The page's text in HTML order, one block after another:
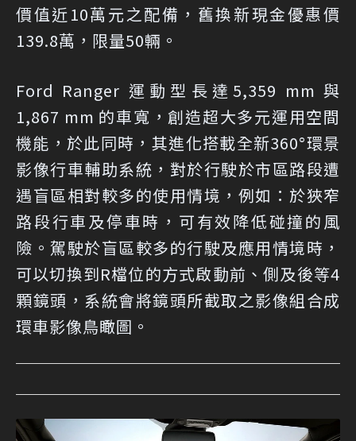
價值近10萬元之配備，舊換新現金優惠價
139.8萬，限量50輛。
Ford Ranger 運動型長達5,359 mm 與
1,867 mm 的車寬，創造超大多元運用空間
機能，於此同時，其進化搭載全新360°環景
影像行車輔助系統，對於行駛於市區路段遭
遇盲區相對較多的使用情境，例如：於狹窄
路段行車及停車時，可有效降低碰撞的風
險。駕駛於盲區較多的行駛及應用情境時，
可以切換到R檔位的方式啟動前、側及後等4
顆鏡頭，系統會將鏡頭所截取之影像組合成
環車影像鳥瞰圖。